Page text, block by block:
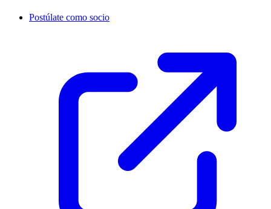
Postúlate como socio